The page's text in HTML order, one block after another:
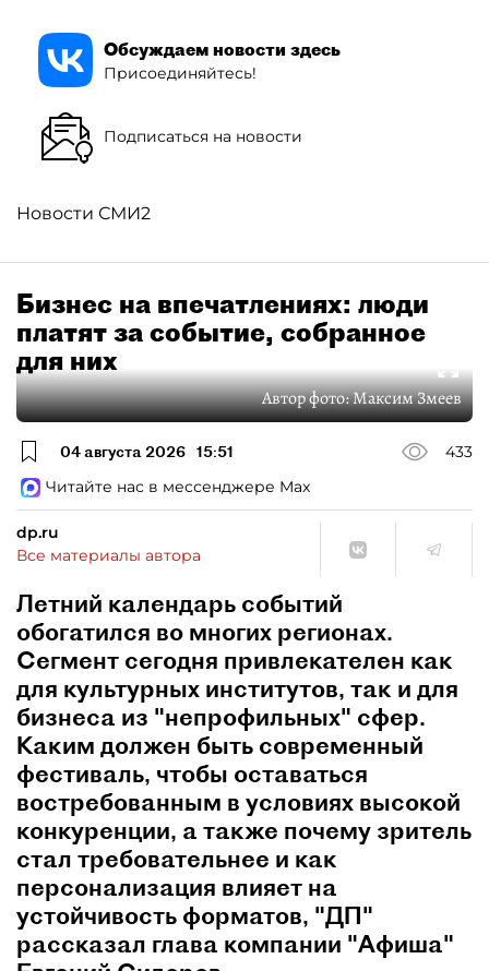
Обсуждаем новости здесь
Присоединяйтесь!
Подписаться на новости
Новости СМИ2
Бизнес на впечатлениях: люди
платят за событие, собранное
для них
Автор фото:Максим Змеев
04 августа 2026 15:51
433
Читайте нас в мессенджере Max
dp.ru
Все материалы автора
Летний календарь событий
обогатился во многих регионах.
Сегмент сегодня привлекателен как
для культурных институтов, так и для
бизнеса из "непрофильных" сфер.
Каким должен быть современный
фестиваль, чтобы оставаться
востребованным в условиях высокой
конкуренции, а также почему зритель
стал требовательнее и как
персонализация влияет на
устойчивость форматов, "ДП"
рассказал глава компании "Афиша"